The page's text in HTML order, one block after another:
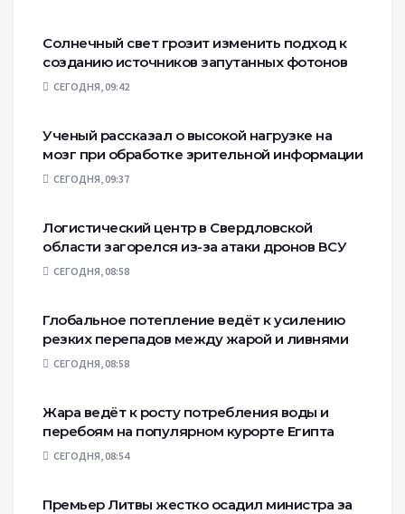
Солнечный свет грозит изменить подход к
созданию источников запутанных фотонов
СЕГОДНЯ, 09:42
Ученый рассказал о высокой нагрузке на
мозг при обработке зрительной информации
СЕГОДНЯ, 09:37
Логистический центр в Свердловской
области загорелся из-за атаки дронов ВСУ
СЕГОДНЯ, 08:58
Глобальное потепление ведёт к усилению
резких перепадов между жарой и ливнями
СЕГОДНЯ, 08:58
Жара ведёт к росту потребления воды и
перебоям на популярном курорте Египта
СЕГОДНЯ, 08:54
Премьер Литвы жестко осадил министра за